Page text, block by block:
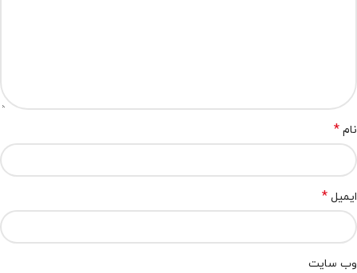
نام *
ایمیل *
وب‌ سایت